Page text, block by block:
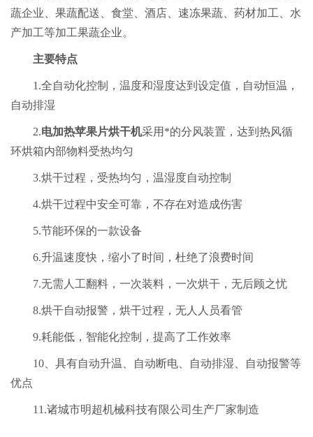
蔬企业、果蔬配送、食堂、酒店、速冻果蔬、药材加工、水
产加工等加工果蔬企业。
主要特点
1.全自动化控制，温度和湿度达到设定值，自动恒温，
自动排湿
2.电加热苹果片烘干机采用 *的分风装置，达到热风循
环烘箱内部物料受热均匀
3.烘干过程，受热均匀，温湿度自动控制
4.烘干过程中安全可靠，不存在对造成伤害
5.节能环保的一款设备
6.升温速度快，缩小了时间，杜绝了浪费时间
7.无需人工翻料，一次装料，一次烘干，无后顾之忧
8.烘干自动报警，烘干过程，无人人员看管
9.耗能低，智能化控制，提高了工作效率
10、具有自动升温、自动断电、自动排湿、自动报警等
优点
11.诸城市明超机械科技有限公司生产厂家制造